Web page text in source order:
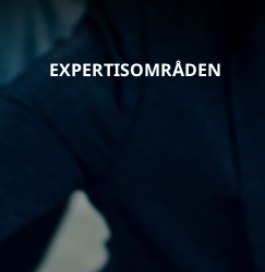
EXPERTISOMRÅDEN